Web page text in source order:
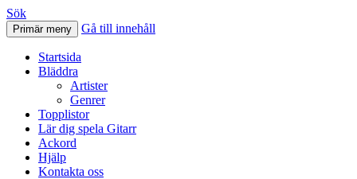
Svenskatabs.se
Sök
Primär meny Gå till innehåll
Startsida
Bläddra
Artister
Genrer
Topplistor
Lär dig spela Gitarr
Ackord
Hjälp
Kontakta oss